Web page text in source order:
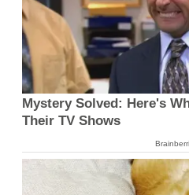
Mystery Solved: Here's
Their TV Shows